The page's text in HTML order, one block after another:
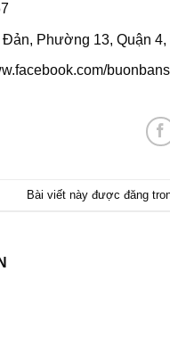
Phường 13, Quận 4,
Bài viết này được đăng